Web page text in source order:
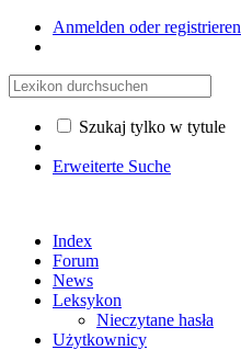
Anmelden oder registrieren
Szukaj tylko w tytule
Erweiterte Suche
Index
Forum
News
Leksykon
Nieczytane hasła
Użytkownicy